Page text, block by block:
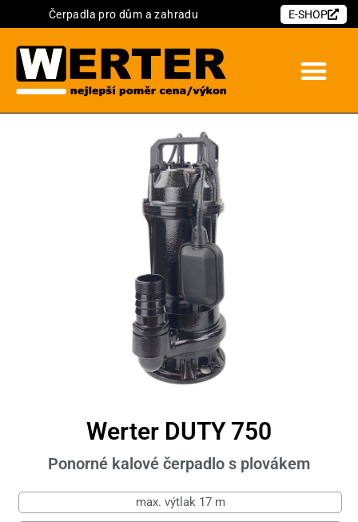
Čerpadla pro dům a zahradu E-SHOP
Werter DUTY 750
Ponorné kalové čerpadlo s plovákem
max. výtlak 17 m